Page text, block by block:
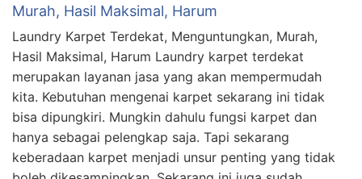
Murah, Hasil Maksimal, Harum
Laundry Karpet Terdekat, Menguntungkan, Murah,
Hasil Maksimal, Harum Laundry karpet terdekat
merupakan layanan jasa yang akan mempermudah
kita. Kebutuhan mengenai karpet sekarang ini tidak
bisa dipungkiri. Mungkin dahulu fungsi karpet dan
hanya sebagai pelengkap saja. Tapi sekarang
keberadaan karpet menjadi unsur penting yang tidak